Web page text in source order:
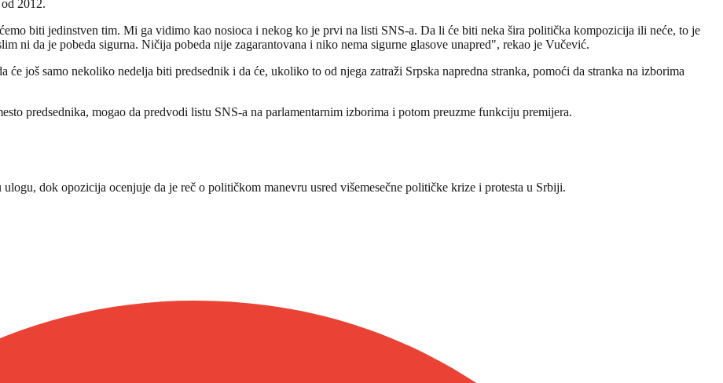
2012.
biti jedinstven tim. Mi ga vidimo kao nosioca i nekog ko je prvi na listi SNS-a. Da li će biti neka šira politička kompozicija ili neće, to je
ni da je pobeda sigurna. Ničija pobeda nije zagarantovana i niko nema sigurne glasove unapred", rekao je Vučević.
još samo nekoliko nedelja biti predsednik i da će, ukoliko to od njega zatraži Srpska napredna stranka, pomoći da stranka na izborima
predsednika, mogao da predvodi listu SNS-a na parlamentarnim izborima i potom preuzme funkciju premijera.
dok opozicija ocenjuje da je reč o političkom manevru usred višemesečne političke krize i protesta u Srbiji.